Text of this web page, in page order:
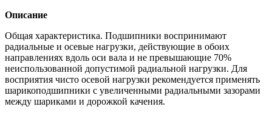
Описание
Общая характеристика. Подшипники воспринимают
радиальные и осевые нагрузки, действующие в обоих
направлениях вдоль оси вала и не превышающие 70%
неиспользованной допустимой радиальной нагрузки. Для
восприятия чисто осевой нагрузки рекомендуется применять
шарикоподшипники с увеличенными радиальными зазорами
между шариками и дорожкой качения.